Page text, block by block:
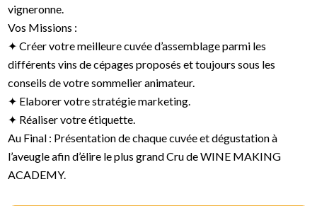
vigneronne.
Vos Missions :
✦ Créer votre meilleure cuvée d’assemblage parmi les
différents vins de cépages proposés et toujours sous les
conseils de votre sommelier animateur.
✦ Elaborer votre stratégie marketing.
✦ Réaliser votre étiquette.
Au Final : Présentation de chaque cuvée et dégustation à
l’aveugle afin d’élire le plus grand Cru de WINE MAKING
ACADEMY.